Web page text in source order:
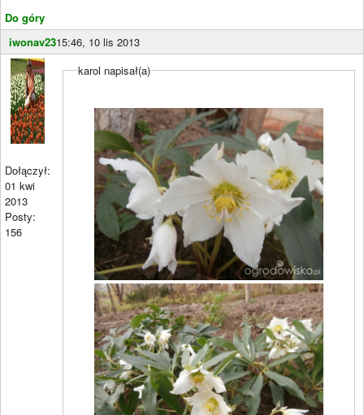
Do góry
iwonav2315:46, 10 lis 2013
Dołączył:
01 kwi
2013
Posty:
156
karol napisał(a)